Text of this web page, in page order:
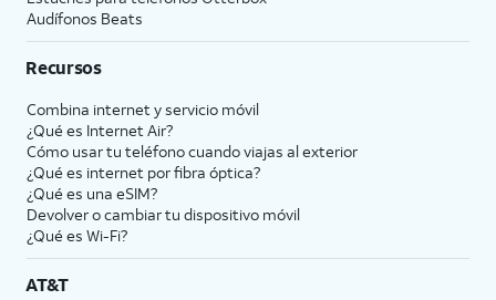
Audífonos Beats
Recursos
Combina internet y servicio móvil
¿Qué es Internet Air?
Cómo usar tu teléfono cuando viajas al exterior
¿Qué es internet por fibra óptica?
¿Qué es una eSIM?
Devolver o cambiar tu dispositivo móvil
¿Qué es Wi-Fi?
AT&T